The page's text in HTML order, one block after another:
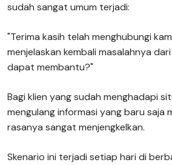
sudah sangat umum terjadi:
"Terima kasih telah menghubungi
menjelaskan kembali masalahnya
dapat membantu?"
Bagi klien yang sudah menghadapi
mengulang informasi yang baru saja
rasanya sangat menjengkelkan.
Skenario ini terjadi setiap hari di